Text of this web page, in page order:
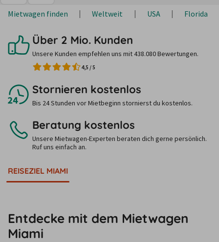
Mietwagen finden Weltweit USA Florida
Über 2 Mio. Kunden
Unsere Kunden empfehlen uns mit 438.080 Bewertungen.
4,5 /5
Stornieren kostenlos
Bis 24 Stunden vor Mietbeginn stornierst du kostenlos.
Beratung kostenlos
Unsere Mietwagen-Experten beraten dich gerne persönlich.
Ruf uns einfach an.
REISEZIEL MIAMI
Entdecke mit dem Mietwagen
Miami